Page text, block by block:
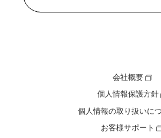
会社概要
個人情報保護方針
個人情報の取り扱いに
お客様サポート